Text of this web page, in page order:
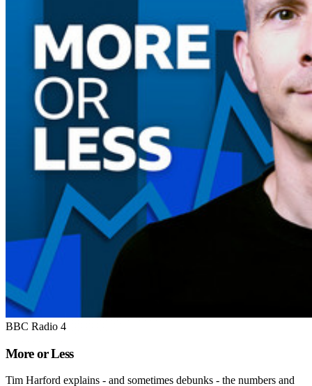
BBC Radio 4
More or Less
Tim Harford explains - and sometimes debunks - the numbers and